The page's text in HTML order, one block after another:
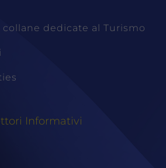
dedicate al Turismo
Informativi